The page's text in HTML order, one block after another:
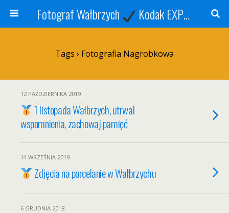
Fotograf Wałbrzych Kodak EXPRESS
Tags › Fotografia Nagrobkowa
12 PAŹDZIERNIKA 2019
1 listopada Wałbrzych, utrwal
wspomnienia, zachowaj pamięć
14 WRZEŚNIA 2019
Zdjęcia na porcelanie w Wałbrzychu
6 GRUDNIA 2018